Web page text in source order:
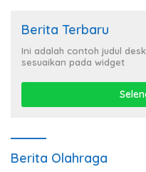
Berita Terbaru
Ini adalah contoh judul
sesuaikan pada widget
Berita Olahraga